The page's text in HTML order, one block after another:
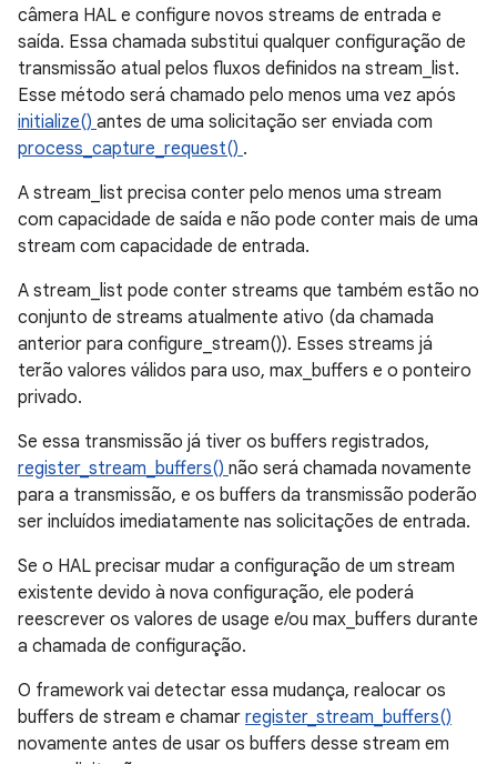
câmera HAL e configure novos streams de entrada e
saída. Essa chamada substitui qualquer configuração de
transmissão atual pelos fluxos definidos na stream_list.
Esse método será chamado pelo menos uma vez após
initialize() antes de uma solicitação ser enviada com
process_capture_request() .
A stream_list precisa conter pelo menos uma stream
com capacidade de saída e não pode conter mais de uma
stream com capacidade de entrada.
A stream_list pode conter streams que também estão no
conjunto de streams atualmente ativo (da chamada
anterior para configure_stream()). Esses streams já
terão valores válidos para uso, max_buffers e o ponteiro
privado.
Se essa transmissão já tiver os buffers registrados,
register_stream_buffers() não será chamada novamente
para a transmissão, e os buffers da transmissão poderão
ser incluídos imediatamente nas solicitações de entrada.
Se o HAL precisar mudar a configuração de um stream
existente devido à nova configuração, ele poderá
reescrever os valores de usage e/ou max_buffers durante
a chamada de configuração.
O framework vai detectar essa mudança, realocar os
buffers de stream e chamar register_stream_buffers()
novamente antes de usar os buffers desse stream em